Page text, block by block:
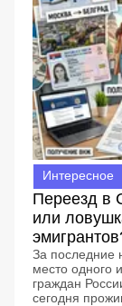
Интересное
Переезд в
или
За последние
место одного
граждан
сегодня